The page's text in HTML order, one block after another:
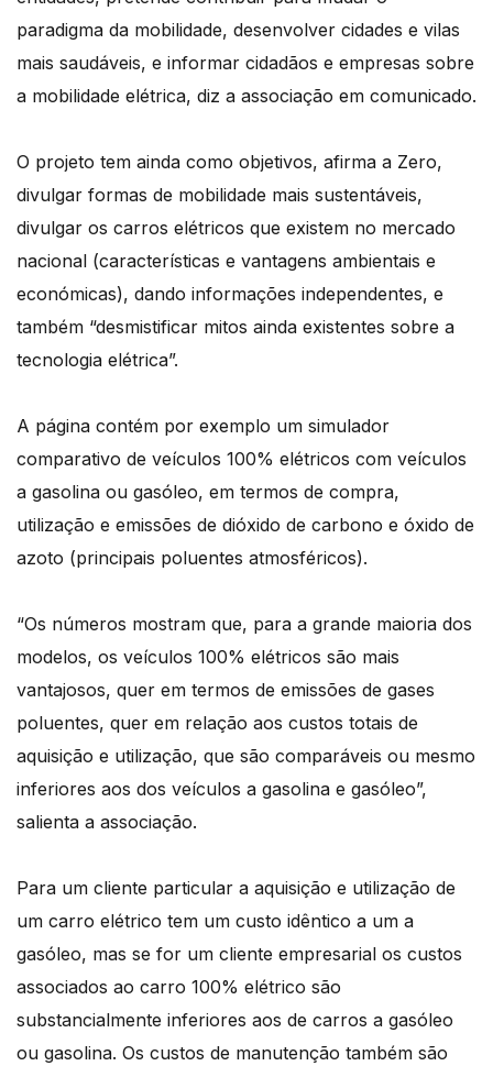
paradigma da mobilidade, desenvolver cidades e vilas
mais saudáveis, e informar cidadãos e empresas sobre
a mobilidade elétrica, diz a associação em comunicado.
O projeto tem ainda como objetivos, afirma a Zero,
divulgar formas de mobilidade mais sustentáveis,
divulgar os carros elétricos que existem no mercado
nacional (características e vantagens ambientais e
económicas), dando informações independentes, e
também “desmistificar mitos ainda existentes sobre a
tecnologia elétrica”.
A página contém por exemplo um simulador
comparativo de veículos 100% elétricos com veículos
a gasolina ou gasóleo, em termos de compra,
utilização e emissões de dióxido de carbono e óxido de
azoto (principais poluentes atmosféricos).
“Os números mostram que, para a grande maioria dos
modelos, os veículos 100% elétricos são mais
vantajosos, quer em termos de emissões de gases
poluentes, quer em relação aos custos totais de
aquisição e utilização, que são comparáveis ou mesmo
inferiores aos dos veículos a gasolina e gasóleo”,
salienta a associação.
Para um cliente particular a aquisição e utilização de
um carro elétrico tem um custo idêntico a um a
gasóleo, mas se for um cliente empresarial os custos
associados ao carro 100% elétrico são
substancialmente inferiores aos de carros a gasóleo
ou gasolina. Os custos de manutenção também são